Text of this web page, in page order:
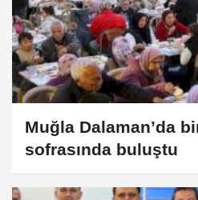
Muğla Dalaman’da
sofrasında buluştu